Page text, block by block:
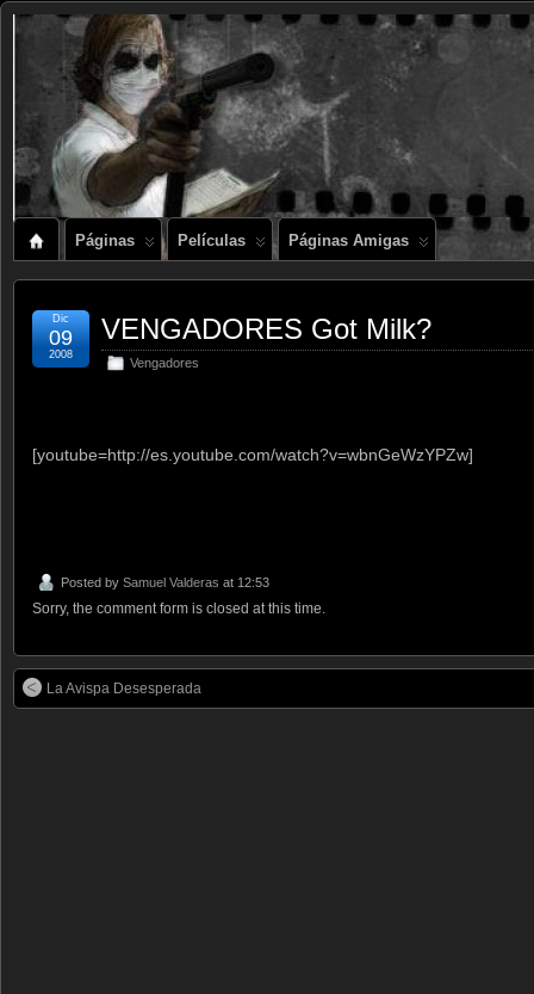
Páginas Películas Páginas Amigas
VENGADORES Got Milk?
Vengadores
Dic
09
2008
[youtube=http://es.youtube.com/watch?v=wbnGeWzYPZw]
Posted by Samuel Valderas at 12:53
Sorry, the comment form is closed at this time.
La Avispa Desesperada